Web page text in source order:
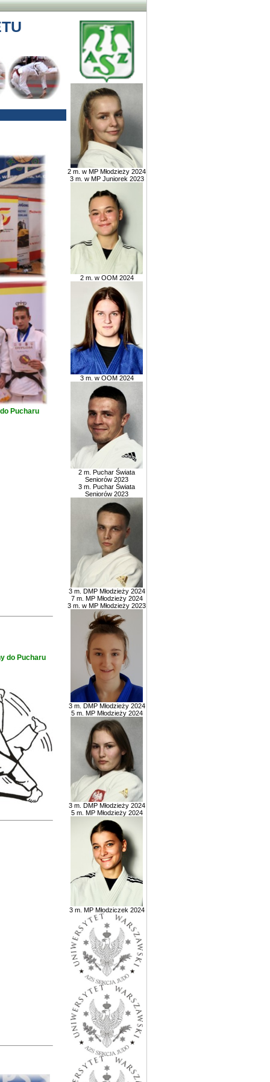
Pucharu
do Pucharu
2 m. w MP Młodzieży 2024
3 m. w MP Juniorek 2023
2 m. w OOM 2024
3 m. w OOM 2024
2 m. Puchar Świata
Seniorów 2023
3 m. Puchar Świata
Seniorów 2023
3 m. DMP Młodzieży 2024
7 m. MP Młodzieży 2024
3 m. w MP Młodzieży 2023
3 m. DMP Młodzieży 2024
5 m. MP Młodzieży 2024
3 m. DMP Młodzieży 2024
5 m. MP Młodzieży 2024
3 m. MP Młodziczek 2024